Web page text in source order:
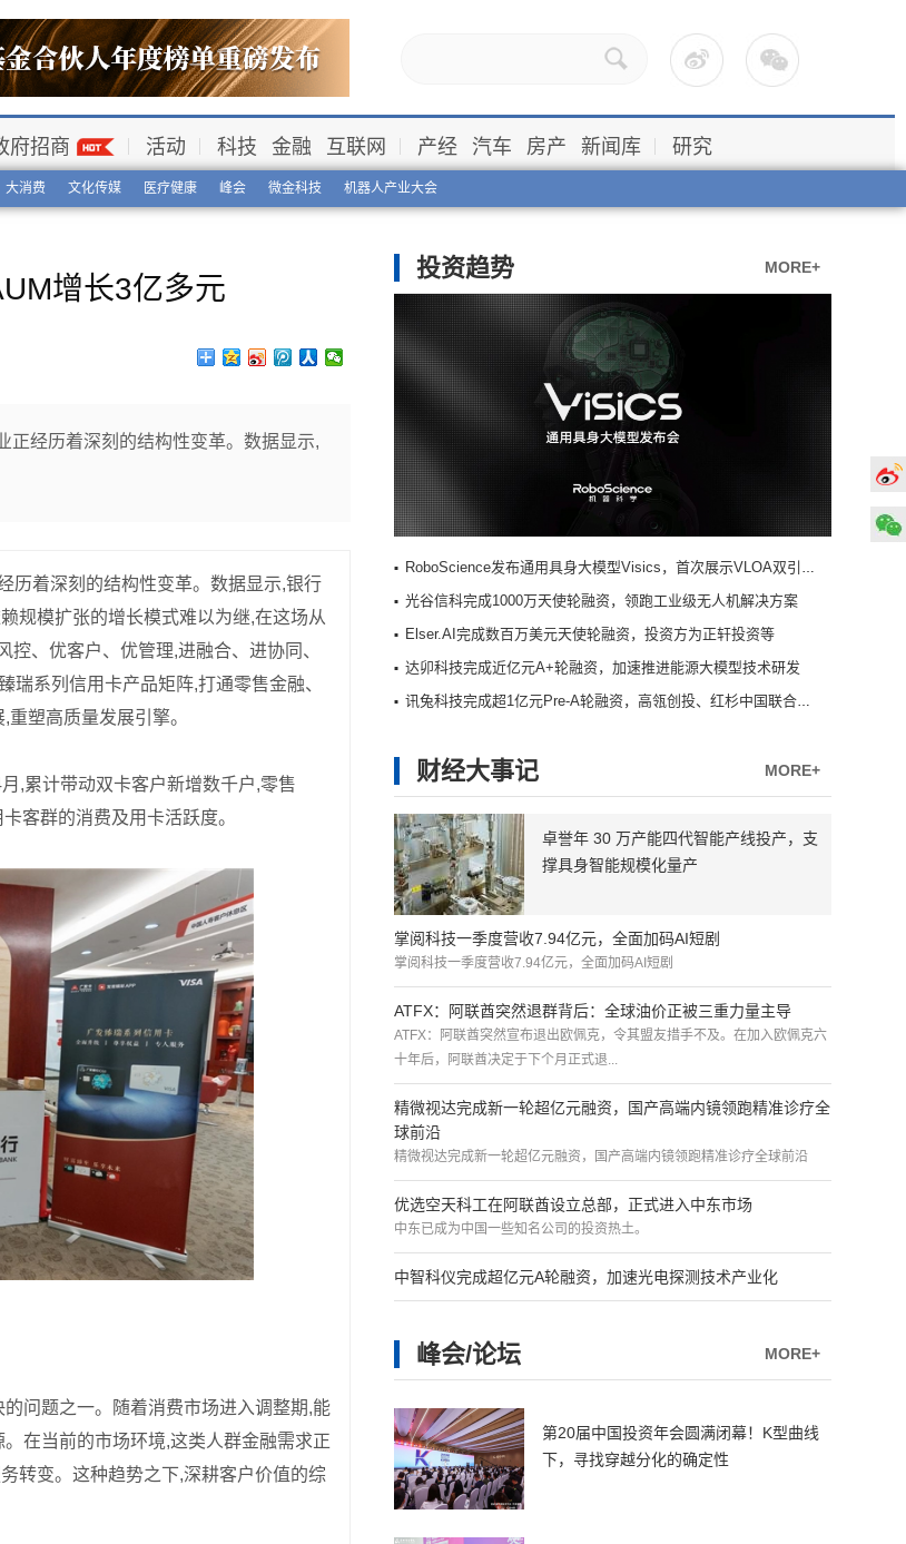
大消费 文化传媒 医疗健康 峰会 微金科技 机器人产业大会
府招商 活动 科技 金融 互联网 产经 汽车 房产 新闻库 研究
增长3亿多元
正经历着深刻的结构性变革。数据显示,
历着深刻的结构性变革。数据显示,银行
规模扩张的增长模式难以为继,在这场从
控、优客户、优管理,进融合、进协同、
系列信用卡产品矩阵,打通零售金融、
塑高质量发展引擎。
,累计带动双卡客户新增数千户,零售
客群的消费及用卡活跃度。
问题之一。随着消费市场进入调整期,能
在当前的市场环境,这类人群金融需求正
转变。这种趋势之下,深耕客户价值的综
MORE+
投资趋势
RoboScience发布通用具身大模型Visics，首次展示VLOA双引擎架构
光谷信科完成1000万天使轮融资，领跑工业级无人机解决方案
Elser.AI完成数百万美元天使轮融资，投资方为正轩投资等
达卯科技完成近亿元A+轮融资，加速推进能源大模型技术研发
讯兔科技完成超1亿元Pre-A轮融资，高瓴创投、红杉中国联合领投
MORE+
财经大事记
卓誉年 30 万产能四代智能产线投产，支
撑具身智能规模化量产
掌阅科技一季度营收7.94亿元，全面加码AI短剧
掌阅科技一季度营收7.94亿元，全面加码AI短剧
ATFX：阿联酋突然退群背后：全球油价正被三重力量主导
ATFX：阿联酋突然宣布退出欧佩克，令其盟友措手不及。在加入欧佩克六
十年后，阿联酋决定于下个月正式退...
精微视达完成新一轮超亿元融资，国产高端内镜领跑精准诊疗全
球前沿
精微视达完成新一轮超亿元融资，国产高端内镜领跑精准诊疗全球前沿
优选空天科工在阿联酋设立总部，正式进入中东市场
中东已成为中国一些知名公司的投资热土。
中智科仪完成超亿元A轮融资，加速光电探测技术产业化
MORE+
峰会/论坛
第20届中国投资年会圆满闭幕！K型曲线
下，寻找穿越分化的确定性